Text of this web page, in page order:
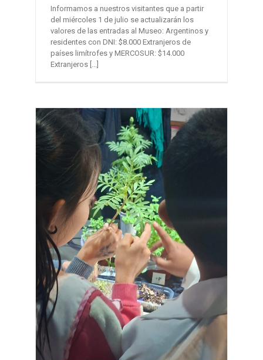
Informamos a nuestros visitantes que a partir
del miércoles 1 de julio se actualizarán los
valores de las entradas al Museo: Argentinos y
residentes con DNI: $8.000 Extranjeros de
países limítrofes y MERCOSUR: $14.000
Extranjeros [...]